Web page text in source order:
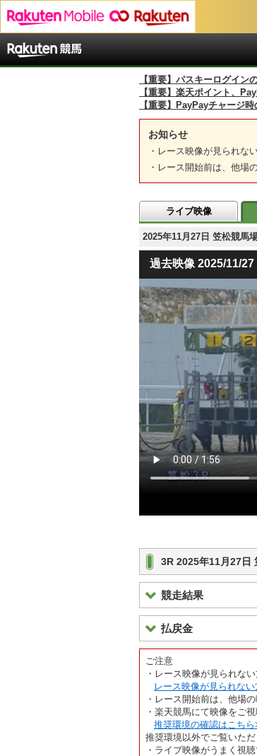
【重要】パスキーログイン
【重要】楽天ポイント、
【重要】PayPayチャージ
お知らせ
・レース映像が見られな
・レース開始前は、他場
ライブ映像
2025年11月27日 笠松競
過去映像 2025/11/27
3R 2025年11月27日
競走結果
払戻金
ご注意
・レース映像が見られな
レース映像が見られな
・レース開始前は、他場
・楽天競馬にて映像をご
推奨環境の確認はこちら
推奨環境以外でご覧いた
・ライブ映像がうまく視